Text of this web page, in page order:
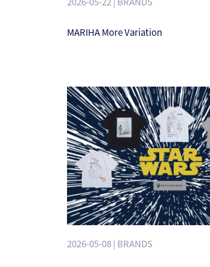
MARIHA More Variation
2026-05-08 | BRANDS